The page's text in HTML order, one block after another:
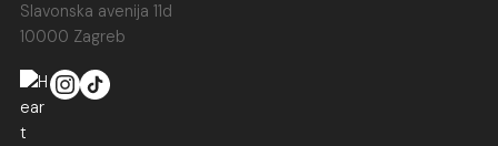
Slavonska avenija 11d
10000 Zagreb